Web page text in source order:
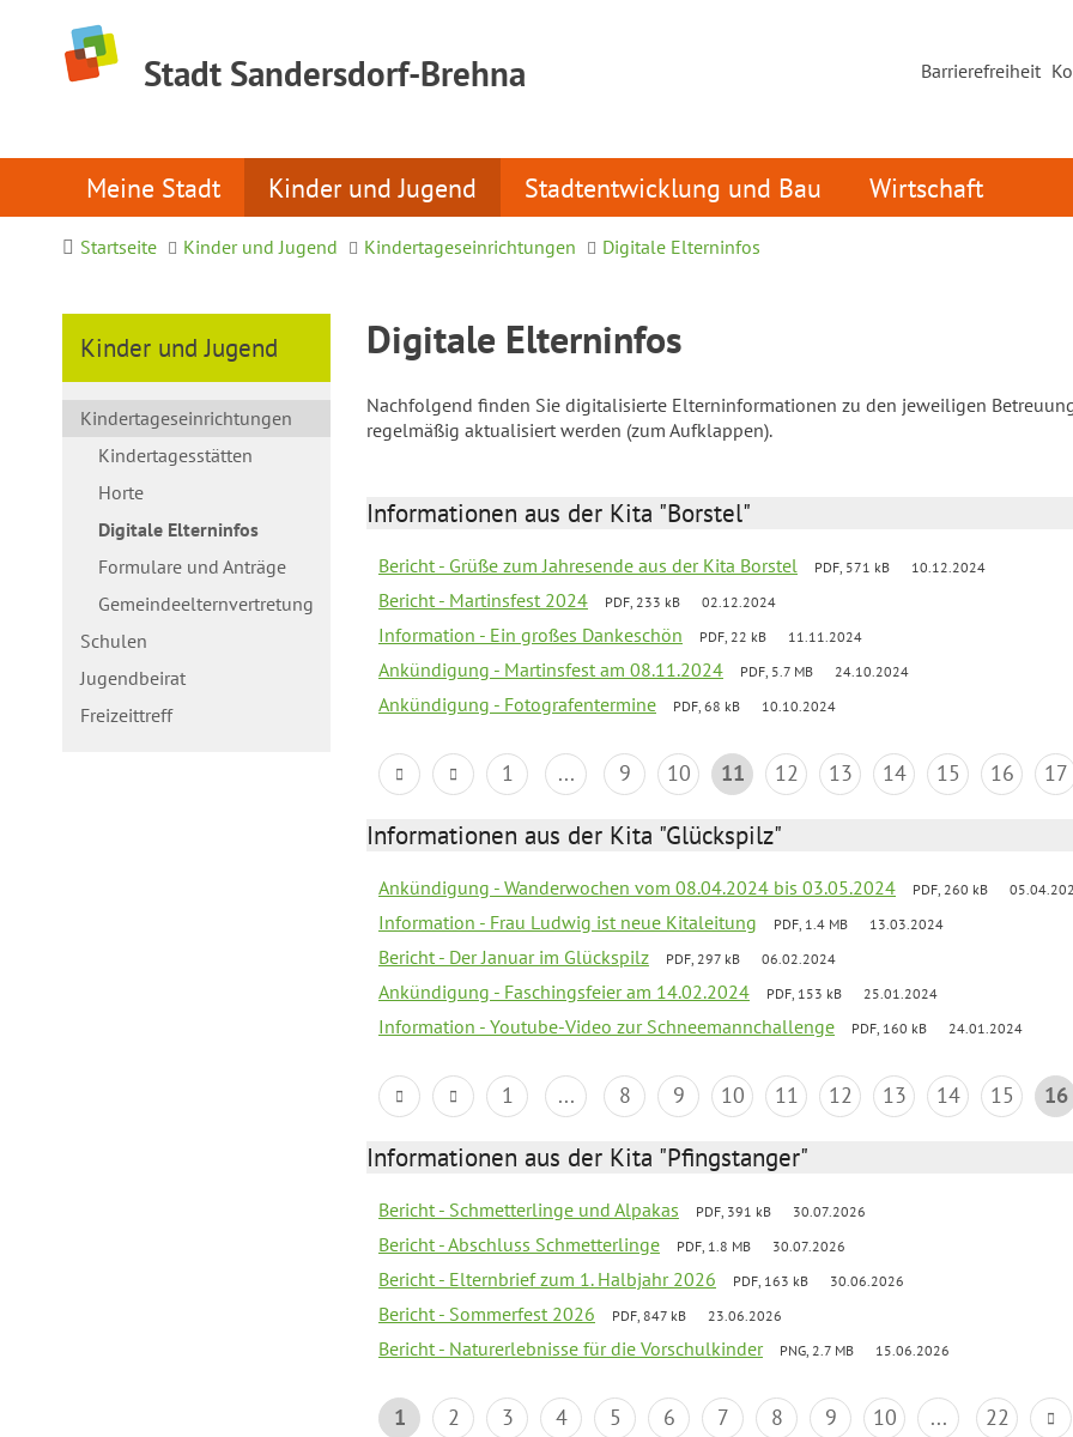
Stadt Sandersdorf-Brehna Barrierefreiheit
Meine Stadt Kinder und Jugend Stadtentwicklung und Bau Wirtschaft
Startseite Kinder und Jugend Kindertageseinrichtungen Digitale Elterninfos
Kinder und Jugend
Kindertageseinrichtungen
Kindertagesstätten
Horte
Digitale Elterninfos
Formulare und Anträge
Gemeindeelternvertretung
Schulen
Jugendbeirat
Freizeittreff
Digitale Elterninfos
Nachfolgend finden Sie digitalisierte Elterninformationen zu den jeweiligen
regelmäßig aktualisiert werden (zum Aufklappen).
Informationen aus der Kita "Borstel"
Bericht - Grüße zum Jahresende aus der Kita Borstel PDF, 571 kB 10.12.2024
Bericht - Martinsfest 2024 PDF, 233 kB 02.12.2024
Information - Ein großes Dankeschön PDF, 22 kB 11.11.2024
Ankündigung - Martinsfest am 08.11.2024 PDF, 5.7 MB 24.10.2024
Ankündigung - Fotografentermine PDF, 68 kB 10.10.2024
1 ... 9 10 11 12 13 14 15 16 17
Informationen aus der Kita "Glückspilz"
Ankündigung - Wanderwochen vom 08.04.2024 bis 03.05.2024 PDF, 260 kB
Information - Frau Ludwig ist neue Kitaleitung PDF, 1.4 MB 13.03.2024
Bericht - Der Januar im Glückspilz PDF, 297 kB 06.02.2024
Ankündigung - Faschingsfeier am 14.02.2024 PDF, 153 kB 25.01.2024
Information - Youtube-Video zur Schneemannchallenge PDF, 160 kB 24.01.2024
1 ... 8 9 10 11 12 13 14 15 16
Informationen aus der Kita "Pfingstanger"
Bericht - Schmetterlinge und Alpakas PDF, 391 kB 30.07.2026
Bericht - Abschluss Schmetterlinge PDF, 1.8 MB 30.07.2026
Bericht - Elternbrief zum 1. Halbjahr 2026 PDF, 163 kB 30.06.2026
Bericht - Sommerfest 2026 PDF, 847 kB 23.06.2026
Bericht - Naturerlebnisse für die Vorschulkinder PNG, 2.7 MB 15.06.2026
1 2 3 4 5 6 7 8 9 10 ... 22